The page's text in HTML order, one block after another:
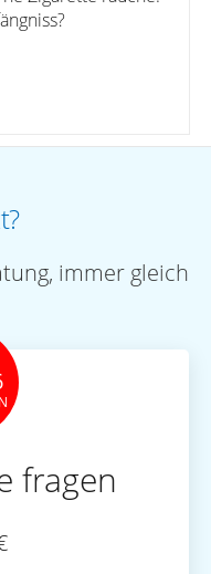
immer gleich
fragen